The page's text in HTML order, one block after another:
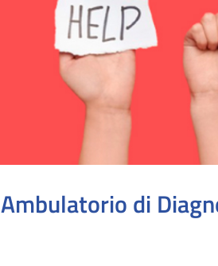
Ambulatorio di